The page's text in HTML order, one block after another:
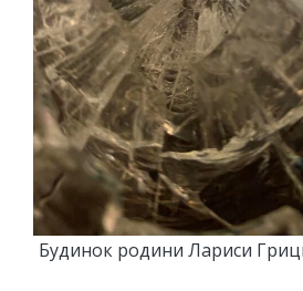
Будинок родини Лариси